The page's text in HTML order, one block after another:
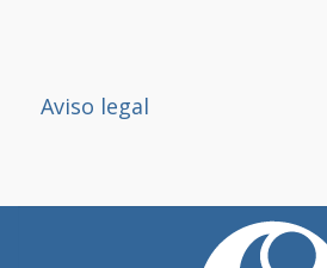
Aviso legal